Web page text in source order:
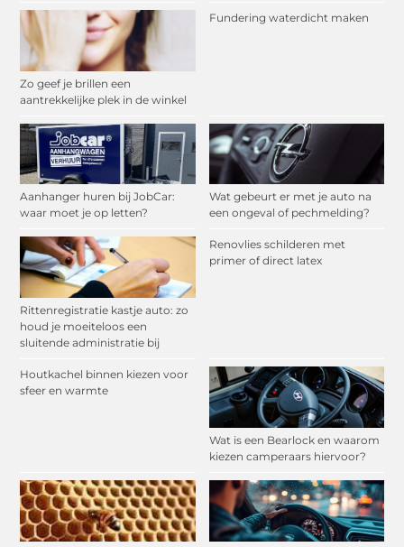
Zo geef je brillen een
aantrekkelijke plek in de winkel
Fundering waterdicht maken
Aanhanger huren bij JobCar:
waar moet je op letten?
Wat gebeurt er met je auto na
een ongeval of pechmelding?
Rittenregistratie kastje auto: zo
houd je moeiteloos een
sluitende administratie bij
Renovlies schilderen met
primer of direct latex
Houtkachel binnen kiezen voor
sfeer en warmte
Wat is een Bearlock en waarom
kiezen camperaars hiervoor?